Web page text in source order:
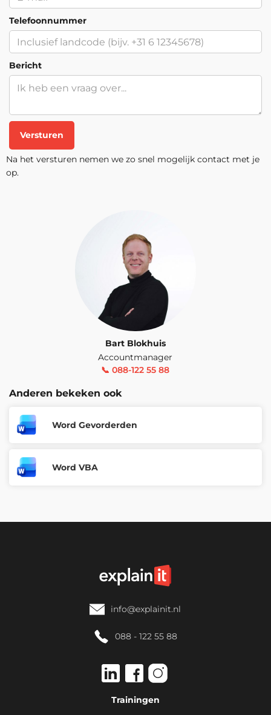
Inschrijven
Maandag 28 December 2026
Amsterdam, Arnhem, Den Haag,
Eindhoven, Groningen, Hengelo,
Rotterdam, Utrecht, Zwolle en
Eindhoven, Groningen, Hengelo,
Maandag 11 Januari 2027
Amsterdam, Arnhem, Den Haag,
Eindhoven, Groningen, Hengelo,
Rotterdam, Utrecht, Zwolle en
Virtueel.
Beschikbare trainingslocaties
Maandag 18 Januari 2027
Amsterdam, Arnhem, Den Haag,
Rotterdam, Utrecht, Zwolle en
Amsterdam, Arnhem, Den Haag,
Woensdag 3 Februari 2027
Amsterdam, Arnhem, Den Haag,
Rotterdam, Utrecht, Zwolle en
Virtueel.
Bart Blokhuis
Accountmanager
📞 088-122 55 88
Telefoonnummer
Bericht
Versturen
Na het versturen nemen we zo snel mogelijk contact met je
op.
Anderen bekeken ook
Word Gevorderden
Word VBA
info@explainit.nl
088 - 122 55 88
Trainingen